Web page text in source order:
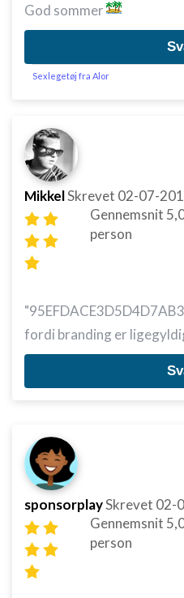
God sommer
Sexlegetøj fra Alor
MikkelSkrevet 02-07-
Gennemsnit
person
fordi branding er
sponsorplaySkrevet 02-
Gennemsnit
person